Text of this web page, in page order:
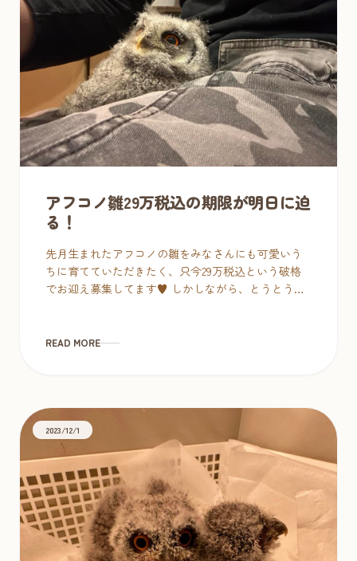
アフコノ雛29万税込の期限が明日に迫
る！
先月生まれたアフコノの雛をみなさんにも可愛いう
ちに育てていただきたく、只今29万税込という破格
でお迎え募集してます♥ しかしながら、とうとうそ
READ MORE
2023/12/1